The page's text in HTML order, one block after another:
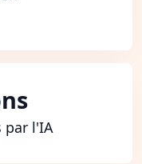
par l'IA